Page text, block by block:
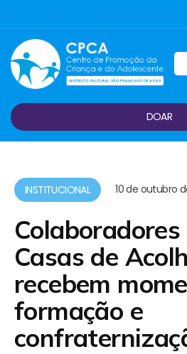
DOAR
INSTITUCIONAL 10 de outubro
Colaboradores
Casas de
recebem
formação e